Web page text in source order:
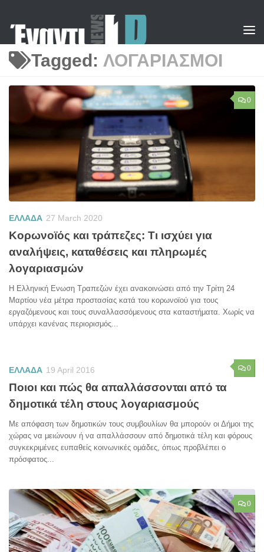
Tagged: ΛΟΓΑΡΙΑΣΜΟΙ
0
ΕΛΛΑΔΑ 27 March 2020
Κορωνοϊός και τράπεζες: Τι ισχύει για
αναλήψεις, καταθέσεις και πληρωμές
λογαριασμών
Η Ελληνική Ενωση Τραπεζών έχει ανακοινώσει από την Τρίτη 24
Μαρτίου νέα μέτρα προστασίας κατά του κορωνοϊού για τους
εργαζόμενους και τους συναλλασσόμενους στα καταστήματα. Χωρίς να
υπάρχει κανένας περιορισμός...
0
ΕΛΛΑΔΑ 19 April 2016
Ποιοι και πώς θα απαλλάσσονται από τα
δημοτικά τέλη στους λογαριασμούς
Με απόφαση των δημοτικών τους συμβουλίων θα μπορούν οι Δήμοι της
χώρας να μειώνουν ή να απαλλάσσουν από δημοτικά τέλη και φόρους
συγκεκριμένες ευπαθείς κοινωνικές ομάδες, όπως προβλέπει ο
πρόσφατος...
0